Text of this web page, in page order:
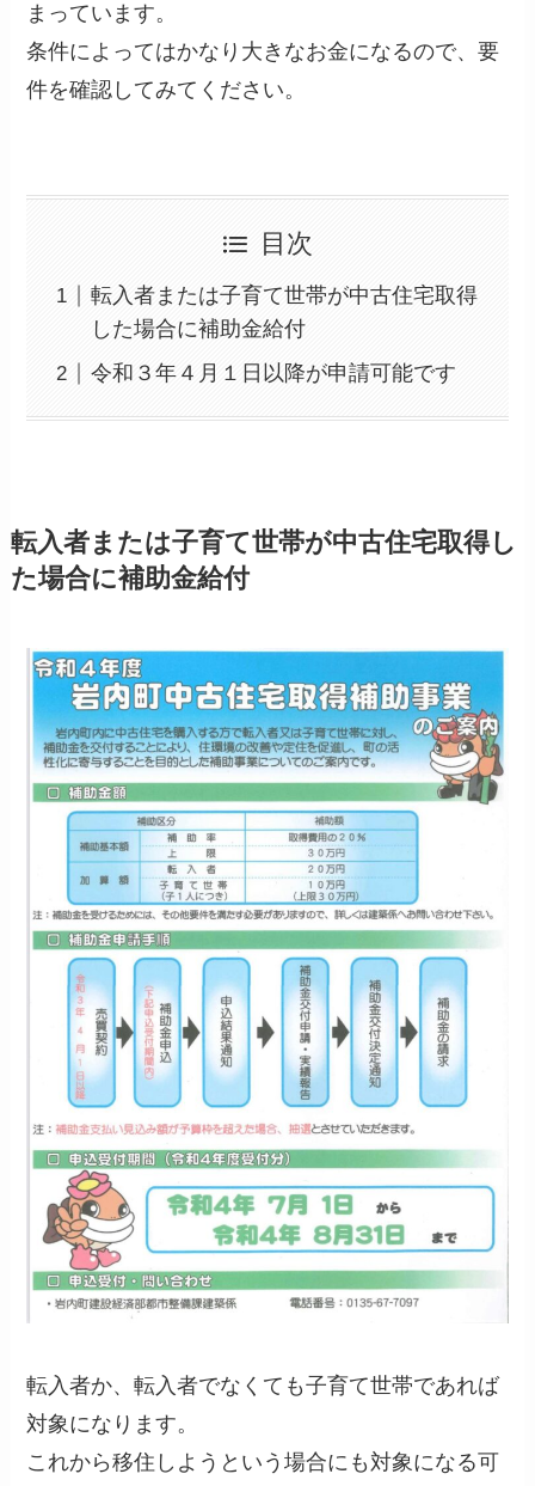
まっています。
条件によってはかなり大きなお金になるので、要
件を確認してみてください。
目次
転入者または子育て世帯が中古住宅取得
した場合に補助金給付
令和３年４月１日以降が申請可能です
転入者または子育て世帯が中古住宅取得し
た場合に補助金給付
転入者か、転入者でなくても子育て世帯であれば
対象になります。
これから移住しようという場合にも対象になる可